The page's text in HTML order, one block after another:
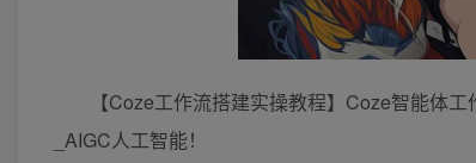
【Coze工作流搭建实操教程】Coze智能体
_AIGC人工智能！